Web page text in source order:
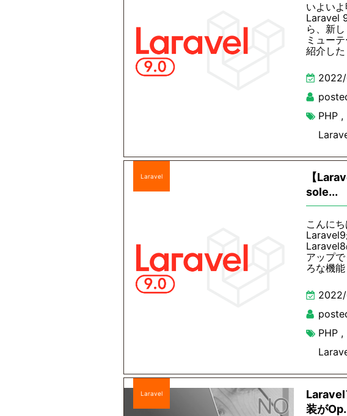
いよい
Laravel
ら、新
ミュー
紹介した
PHP ,
Laravel
【
sole...
こんにち
アップ
ろな機能
2022/
PHP ,
Laravel
Laravel
装が